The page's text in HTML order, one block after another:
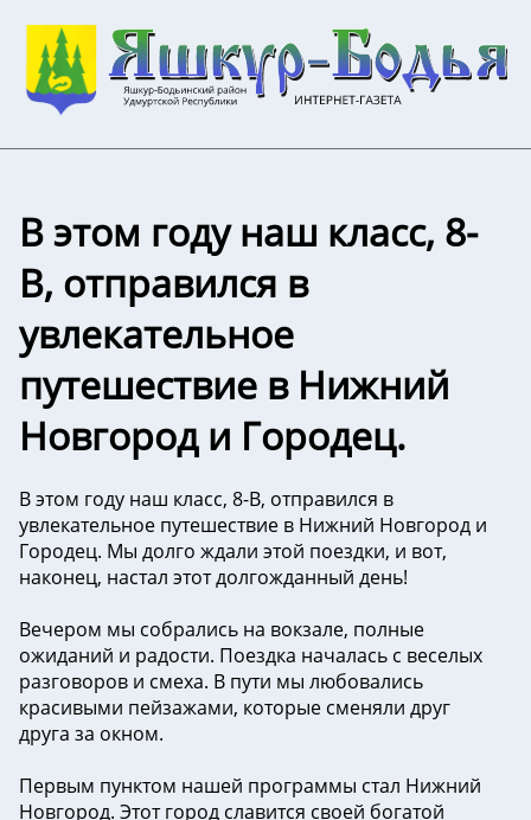
В этом году наш класс, 8-
В, отправился в
увлекательное
путешествие в Нижний
Новгород и Городец.
В этом году наш класс, 8-В, отправился в
увлекательное путешествие в Нижний Новгород и
Городец. Мы долго ждали этой поездки, и вот,
наконец, настал этот долгожданный день!
Вечером мы собрались на вокзале, полные
ожиданий и радости. Поездка началась с веселых
разговоров и смеха. В пути мы любовались
красивыми пейзажами, которые сменяли друг
друга за окном.
Первым пунктом нашей программы стал Нижний
Новгород. Этот город славится своей богатой